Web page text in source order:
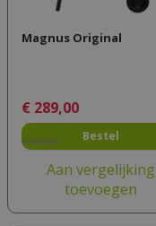
Magnus Original
€ 369,00
€ 289,00
Bestel
Aan vergelijking
toevoegen